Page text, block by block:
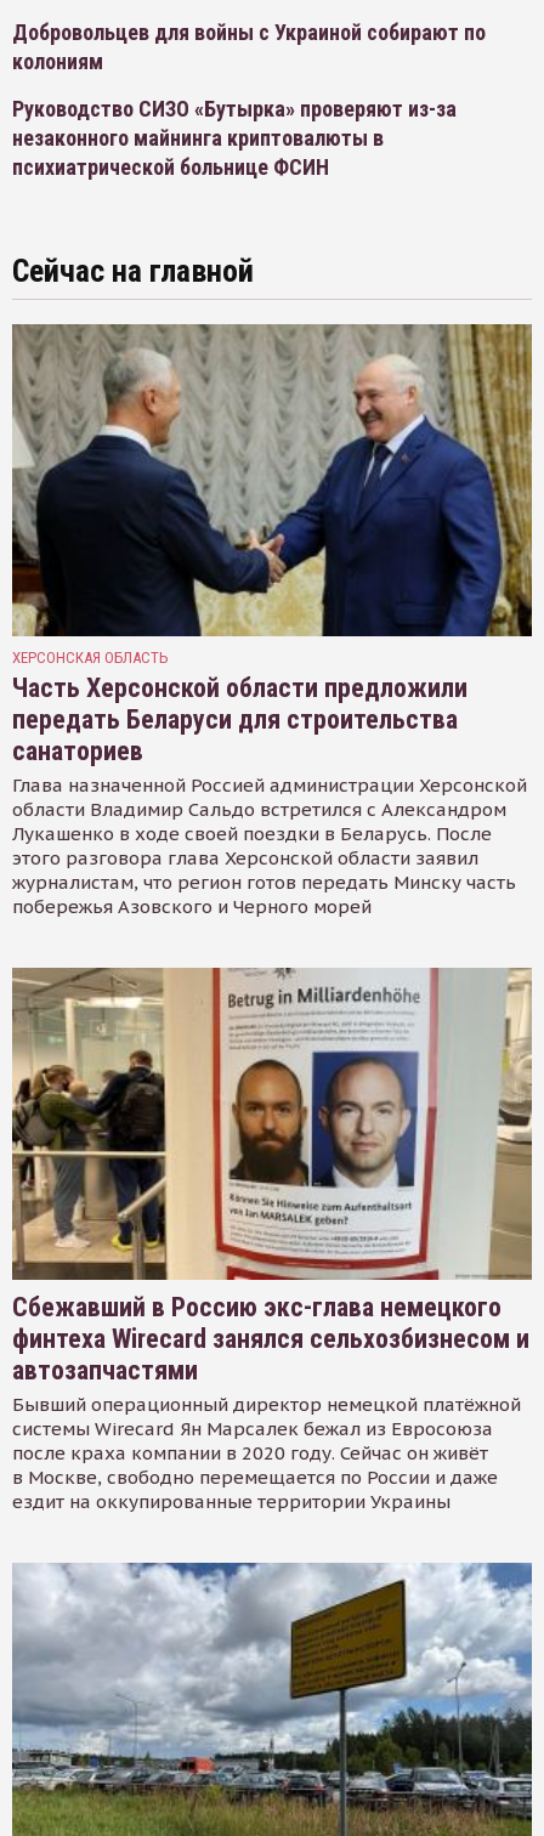
Добровольцев для войны с Украиной собирают по
колониям
Руководство СИЗО «Бутырка» проверяют из-за
незаконного майнинга криптовалюты в
психиатрической больнице ФСИН
Сейчас на главной
ХЕРСОНСКАЯ ОБЛАСТЬ
Часть Херсонской области предложили
передать Беларуси для строительства
санаториев
Глава назначенной Россией администрации Херсонской
области Владимир Сальдо встретился с Александром
Лукашенко в ходе своей поездки в Беларусь. После
этого разговора глава Херсонской области заявил
журналистам, что регион готов передать Минску часть
побережья Азовского и Черного морей
Сбежавший в Россию экс-глава немецкого
финтеха Wirecard занялся сельхозбизнесом и
автозапчастями
Бывший операционный директор немецкой платёжной
системы Wirecard Ян Марсалек бежал из Евросоюза
после краха компании в 2020 году. Сейчас он живёт
в Москве, свободно перемещается по России и даже
ездит на оккупированные территории Украины